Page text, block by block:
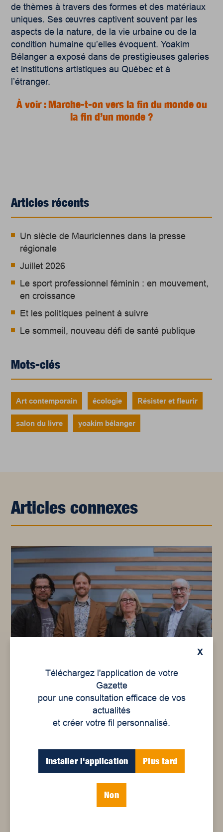
de thèmes à travers des formes et des matériaux
uniques. Ses œuvres captivent souvent par les
aspects de la nature, de la vie urbaine ou de la
condition humaine qu’elles évoquent. Yoakim
Bélanger a exposé dans de prestigieuses galeries
et institutions artistiques au Québec et à
l’étranger.
À voir : Marche-t-on vers la fin du monde ou
la fin d’un monde ?
Articles récents
Un siècle de Mauriciennes dans la presse
régionale
Juillet 2026
Le sport professionnel féminin : en mouvement,
en croissance
Et les politiques peinent à suivre
Le sommeil, nouveau défi de santé publique
Mots-clés
Art contemporain écologie Résister et fleurir
salon du livre yoakim bélanger
Articles connexes
pilier essentiel de la
préservation de ...
X
Téléchargez l'application de votre
Gazette
pour une consultation efficace de vos
actualités
et créer votre fil personnalisé.
Installer l'application Plus tard
Non